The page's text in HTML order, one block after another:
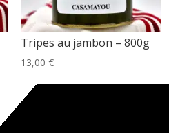
Tripes au jambon – 800g
13,00 €